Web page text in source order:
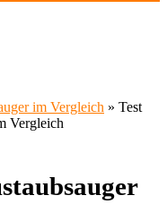
im Vergleich » Test
Vergleich